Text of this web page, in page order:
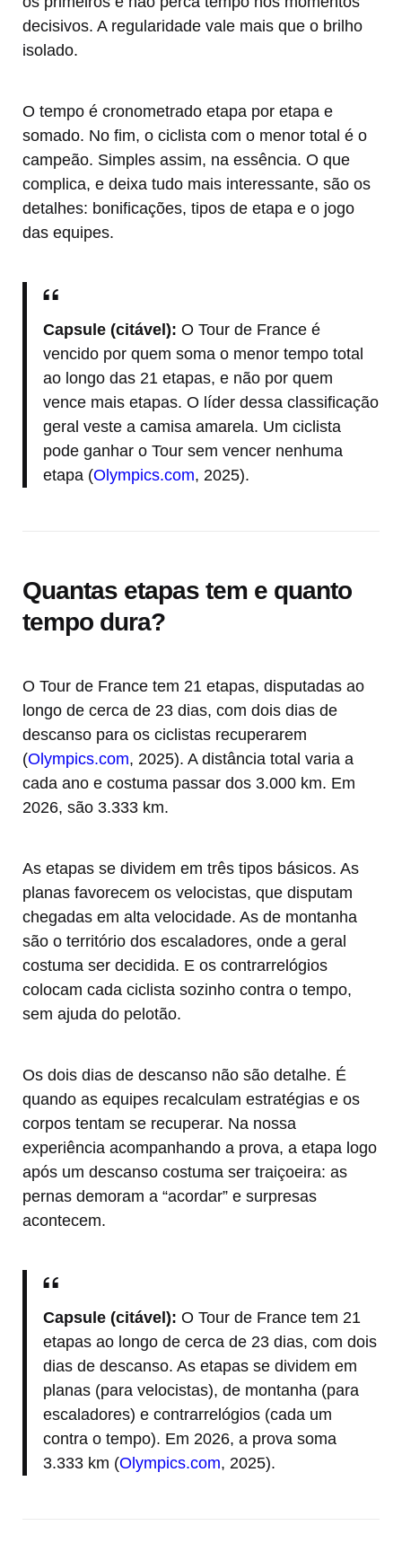
decisivos. A regularidade vale mais que o brilho
isolado.
O tempo é cronometrado etapa por etapa e
somado. No fim, o ciclista com o menor total é o
campeão. Simples assim, na essência. O que
complica, e deixa tudo mais interessante, são os
detalhes: bonificações, tipos de etapa e o jogo
das equipes.
Capsule (citável): O Tour de France é
vencido por quem soma o menor tempo total
ao longo das 21 etapas, e não por quem
vence mais etapas. O líder dessa classificação
geral veste a camisa amarela. Um ciclista
pode ganhar o Tour sem vencer nenhuma
etapa (Olympics.com, 2025).
Quantas etapas tem e quanto
tempo dura?
O Tour de France tem 21 etapas, disputadas ao
longo de cerca de 23 dias, com dois dias de
descanso para os ciclistas recuperarem
(Olympics.com, 2025). A distância total varia a
cada ano e costuma passar dos 3.000 km. Em
2026, são 3.333 km.
As etapas se dividem em três tipos básicos. As
planas favorecem os velocistas, que disputam
chegadas em alta velocidade. As de montanha
são o território dos escaladores, onde a geral
costuma ser decidida. E os contrarrelógios
colocam cada ciclista sozinho contra o tempo,
sem ajuda do pelotão.
Os dois dias de descanso não são detalhe. É
quando as equipes recalculam estratégias e os
corpos tentam se recuperar. Na nossa
experiência acompanhando a prova, a etapa logo
após um descanso costuma ser traiçoeira: as
pernas demoram a “acordar” e surpresas
acontecem.
Capsule (citável): O Tour de France tem 21
etapas ao longo de cerca de 23 dias, com dois
dias de descanso. As etapas se dividem em
planas (para velocistas), de montanha (para
escaladores) e contrarrelógios (cada um
contra o tempo). Em 2026, a prova soma
3.333 km (Olympics.com, 2025).